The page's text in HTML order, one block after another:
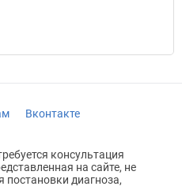
Вконтакте
консультация
на сайте, не
диагноза,